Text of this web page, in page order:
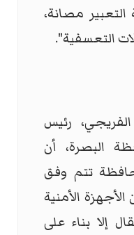
مصانة،
التعسفية".
رئيس
البصرة، أن
تتم وفق
الأمنية
إلا بناء على